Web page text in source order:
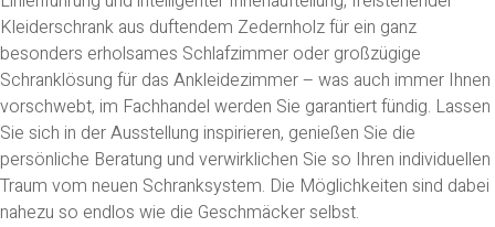
Kleiderschrank aus duftendem Zedernholz für ein ganz
besonders erholsames Schlafzimmer oder großzügige
Schranklösung für das Ankleidezimmer – was auch immer Ihnen
vorschwebt, im Fachhandel werden Sie garantiert fündig. Lassen
Sie sich in der Ausstellung inspirieren, genießen Sie die
persönliche Beratung und verwirklichen Sie so Ihren individuellen
Traum vom neuen Schranksystem. Die Möglichkeiten sind dabei
nahezu so endlos wie die Geschmäcker selbst.